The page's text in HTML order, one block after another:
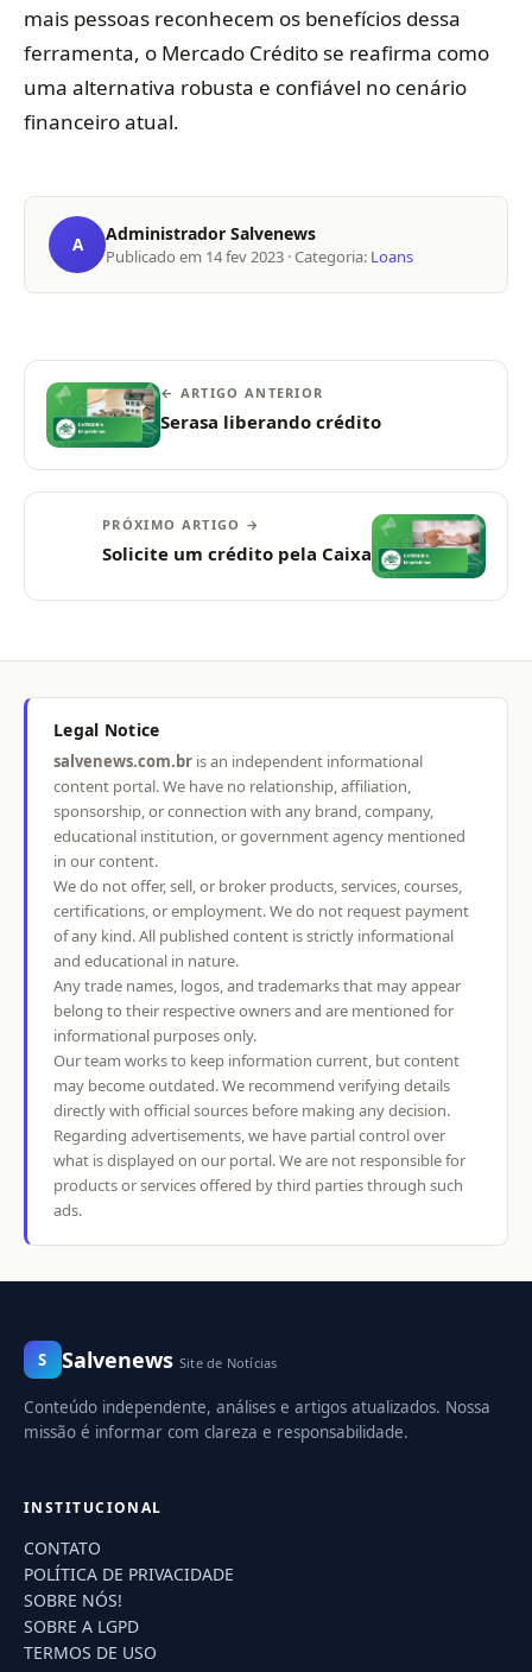
mais pessoas reconhecem os benefícios dessa
ferramenta, o Mercado Crédito se reafirma como
uma alternativa robusta e confiável no cenário
financeiro atual.
A Administrador Salvenews
Publicado em 14 fev 2023 · Categoria: Loans
← ARTIGO ANTERIOR
Serasa liberando crédito
PRÓXIMO ARTIGO →
Solicite um crédito pela Caixa
Legal Notice
salvenews.com.br is an independent informational
content portal. We have no relationship, affiliation,
sponsorship, or connection with any brand, company,
educational institution, or government agency mentioned
in our content.
We do not offer, sell, or broker products, services, courses,
certifications, or employment. We do not request payment
of any kind. All published content is strictly informational
and educational in nature.
Any trade names, logos, and trademarks that may appear
belong to their respective owners and are mentioned for
informational purposes only.
Our team works to keep information current, but content
may become outdated. We recommend verifying details
directly with official sources before making any decision.
Regarding advertisements, we have partial control over
what is displayed on our portal. We are not responsible for
products or services offered by third parties through such
ads.
S Salvenews Site de Notícias
Conteúdo independente, análises e artigos atualizados. Nossa
missão é informar com clareza e responsabilidade.
INSTITUCIONAL
CONTATO
POLÍTICA DE PRIVACIDADE
SOBRE NÓS!
SOBRE A LGPD
TERMOS DE USO